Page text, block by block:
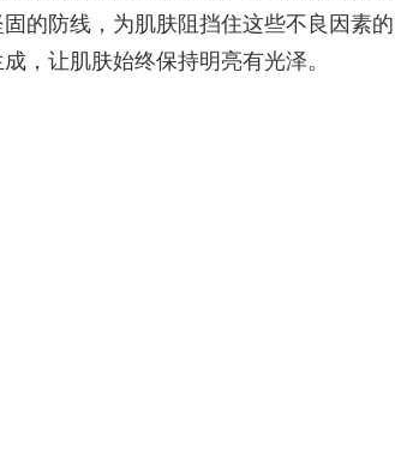
的防线，为肌肤阻挡住这些不良因素的
，让肌肤始终保持明亮有光泽。